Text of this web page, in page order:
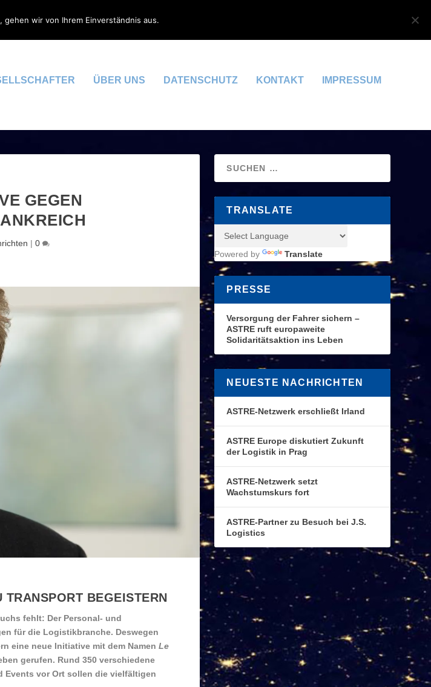
ÜBER UNS DATENSCHUTZ KONTAKT IMPRESSUM
GEGEN F
| 0
TRANSPORT BEGEISTERN
fehlt: Der Personal- und
für die Logistikbranche. Deswegen
eine neue Initiative mit dem Namen Le
gerufen. Rund 350 verschiedene
Events vor Ort sollen die vielfältigen
TRANSLATE
Powered by Translate
PRESSE
Versorgung der Fahrer sichern –
ASTRE ruft europaweite
Solidaritätsaktion ins Leben
NEUESTE NACHRICHTEN
ASTRE-Netzwerk erschließt Irland
ASTRE Europe diskutiert Zukunft
der Logistik in Prag
ASTRE-Netzwerk setzt
Wachstumskurs fort
ASTRE-Partner zu Besuch bei J.S.
Logistics
wir von Ihrem Einverständnis aus.